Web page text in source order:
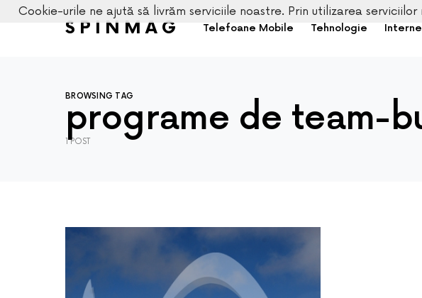
SPINMAG Telefoane Mobile Tehnologie
BROWSING TAG
programe de team-
1 POST
Cookie-urile ne ajută să livrăm serviciile noastre. Prin utilizarea